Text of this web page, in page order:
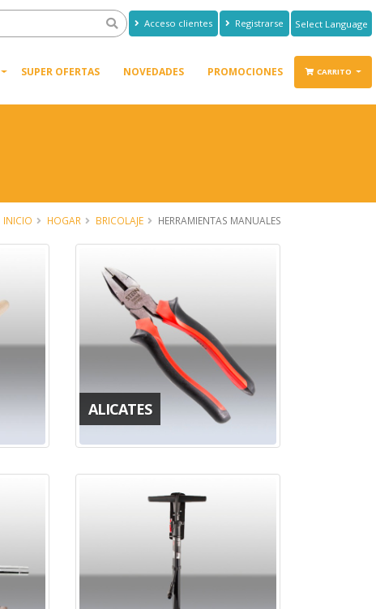
Acceso clientes Registrarse
Translate
SUPER OFERTAS NOVEDADES PROMOCIONES CARRITO
INICIO HOGAR BRICOLAJE HERRAMIENTAS MANUALES
ALICATES